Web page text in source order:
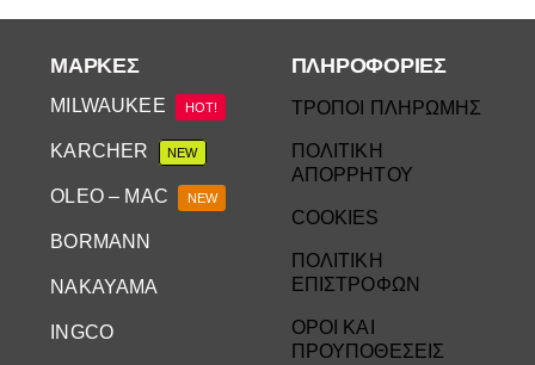
ΜΆΡΚΕΣ
MILWAUKEE HOT!
KARCHER NEW
OLEO – MAC NEW
BORMANN
NAKAYAMA
INGCO
ΠΛΗΡΟΦΟΡΙΕΣ
ΤΡΟΠΟΙ ΠΛΗΡΩΜΗΣ
ΠΟΛΙΤΙΚΗ
ΑΠΟΡΡΗΤΟΥ
COOKIES
ΠΟΛΙΤΙΚΗ
ΕΠΙΣΤΡΟΦΩΝ
ΟΡΟΙ ΚΑΙ
ΠΡΟΥΠΟΘΕΣΕΙΣ